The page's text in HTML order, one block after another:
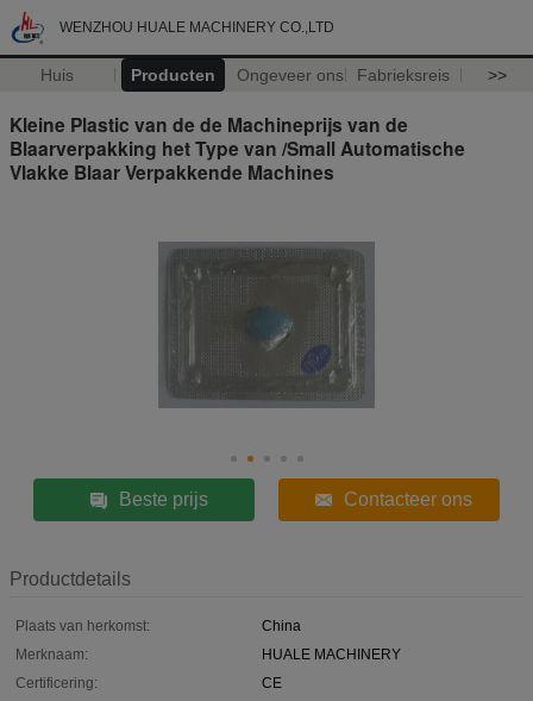
WENZHOU HUALE MACHINERY CO.,LTD
Huis Producten Ongeveer ons Fabrieksreis >>
Kleine Plastic van de de Machineprijs van de
Blaarverpakking het Type van /Small Automatische
Vlakke Blaar Verpakkende Machines
Beste prijs Contacteer ons
Productdetails
Plaats van herkomst:
China
Merknaam:
HUALE MACHINERY
Certificering:
CE